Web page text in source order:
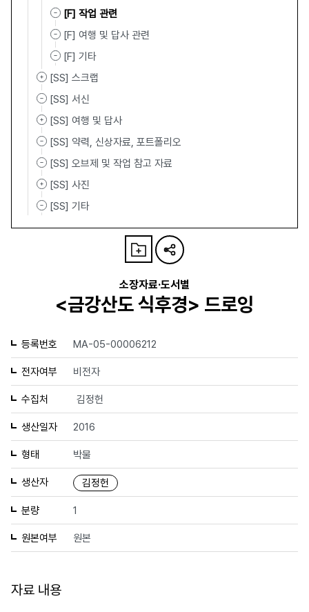
[F] 작업 관련
[F] 여행 및 답사 관련
[F] 기타
[SS] 스크랩
[SS] 서신
[SS] 여행 및 답사
[SS] 약력, 신상자료, 포트폴리오
[SS] 오브제 및 작업 참고 자료
[SS] 사진
[SS] 기타
소장자료·도서별
<금강산도 식후경> 드로잉
등록번호 MA-05-00006212
전자여부 비전자
수집처 김정헌
생산일자 2016
형태 박물
생산자 김정헌
분량 1
원본여부 원본
자료 내용